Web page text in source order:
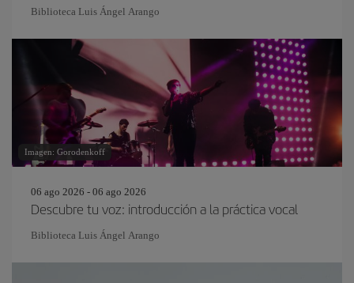
Biblioteca Luis Ángel Arango
Imagen: Gorodenkoff
06 ago 2026 - 06 ago 2026
Descubre tu voz: introducción a la práctica vocal
Biblioteca Luis Ángel Arango